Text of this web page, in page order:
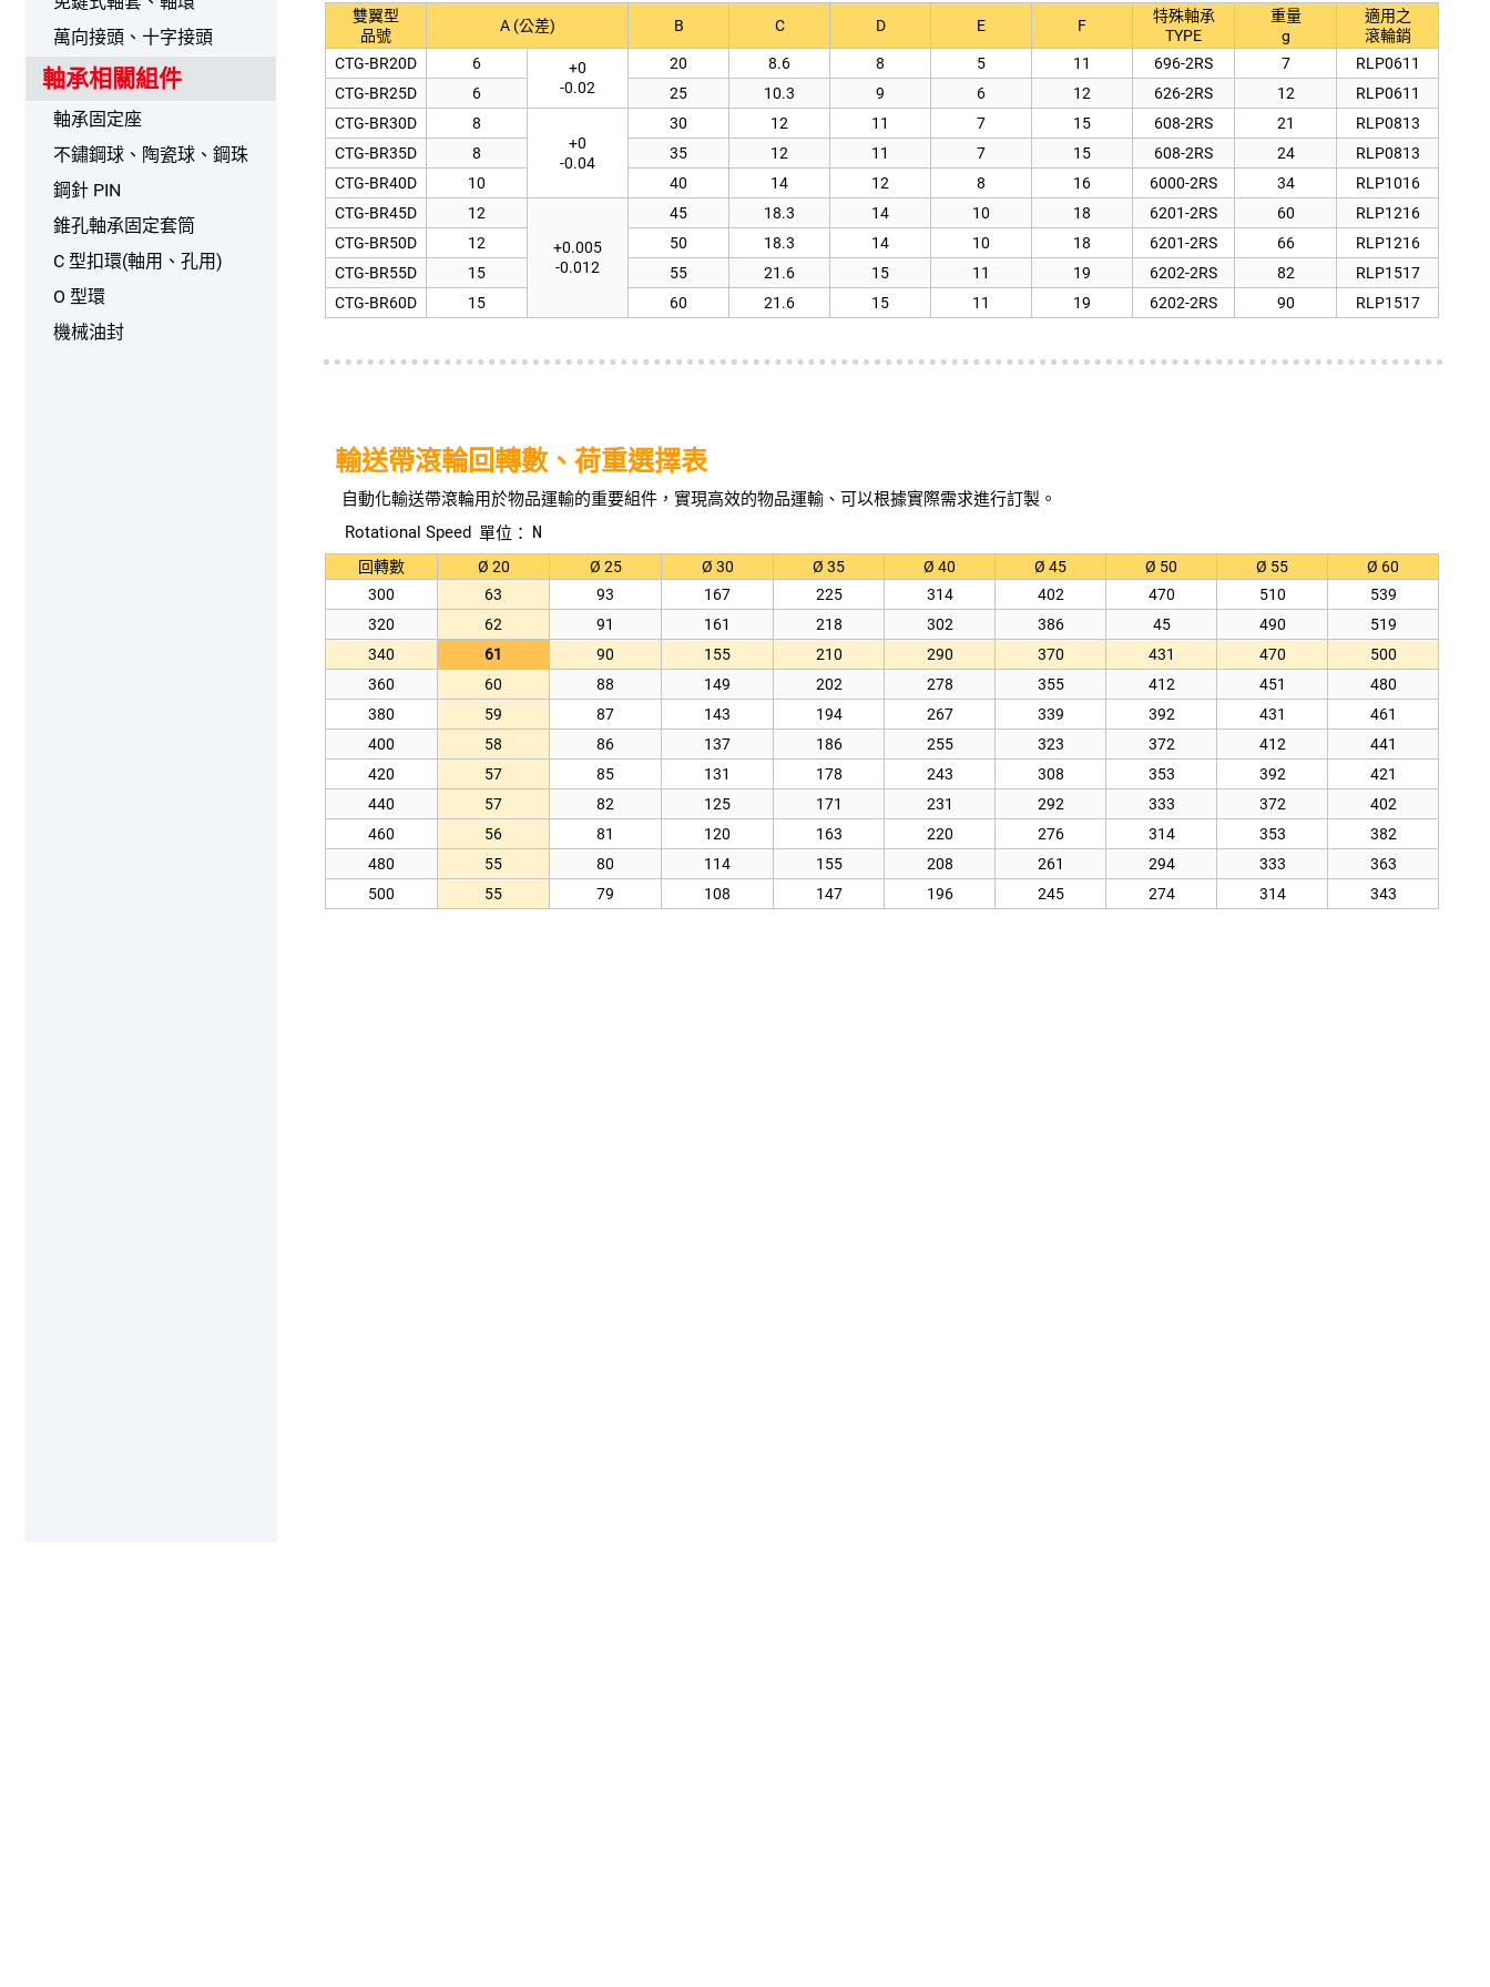
萬向接頭、十字接頭
軸承相關組件
軸承固定座
不鏽鋼球、陶瓷球、鋼珠
鋼針 PIN
錐孔軸承固定套筒
C 型扣環(軸用、孔用)
O 型環
機械油封
雙翼型
品號
A (公差) B C D E F
特殊軸承
TYPE
重量
g
適用之
滾輪銷
CTG-BR20D
6
+0
-0.02
20 8.6 8 5 11 696-2RS 7
RLP0611
CTG-BR25D
6 25 10.3 9 6 12 626-2RS 12
RLP0611
CTG-BR30D
8
+0
-0.04
30 12 11 7 15 608-2RS 21
RLP0813
CTG-BR35D
8 35 12 11 7 15 608-2RS 24
RLP0813
CTG-BR40D
10 40 14 12 8 16 6000-2RS 34
RLP1016
CTG-BR45D
12
+0.005
-0.012
45 18.3 14 10 18 6201-2RS 60
RLP1216
CTG-BR50D
12 50 18.3 14 10 18 6201-2RS 66
RLP1216
CTG-BR55D
15 55 21.6 15 11 19 6202-2RS 82
RLP1517
CTG-BR60D
15 60 21.6 15 11 19 6202-2RS 90 RLP1517
輸送帶滾輪回轉數、荷重選擇表
自動化輸送帶滾輪用於物品運輸的重要組件，實現高效的物品運輸、可以根據實際需求進行訂製。
Rotational Speed 單位： N
回轉數 Ø 20 Ø 25 Ø 30 Ø 35 Ø 40 Ø 45 Ø 50 Ø 55
Ø 60
300
63 93 167 225 314 402 470 510
539
320
62 91 161 218 302 386 45 490
519
340
61 90 155 210 290 370 431 470
500
360
60 88 149 202 278 355 412 451
480
380
59 87 143 194 267 339 392 431
461
400
58 86 137 186 255 323 372 412
441
420
57 85 131 178 243 308 353 392
421
440
57 82 125 171 231 292 333 372
402
460
56 81 120 163 220 276 314 353
382
480
55 80 114 155 208 261 294 333
363
500
55 79 108 147 196 245 274 314 343